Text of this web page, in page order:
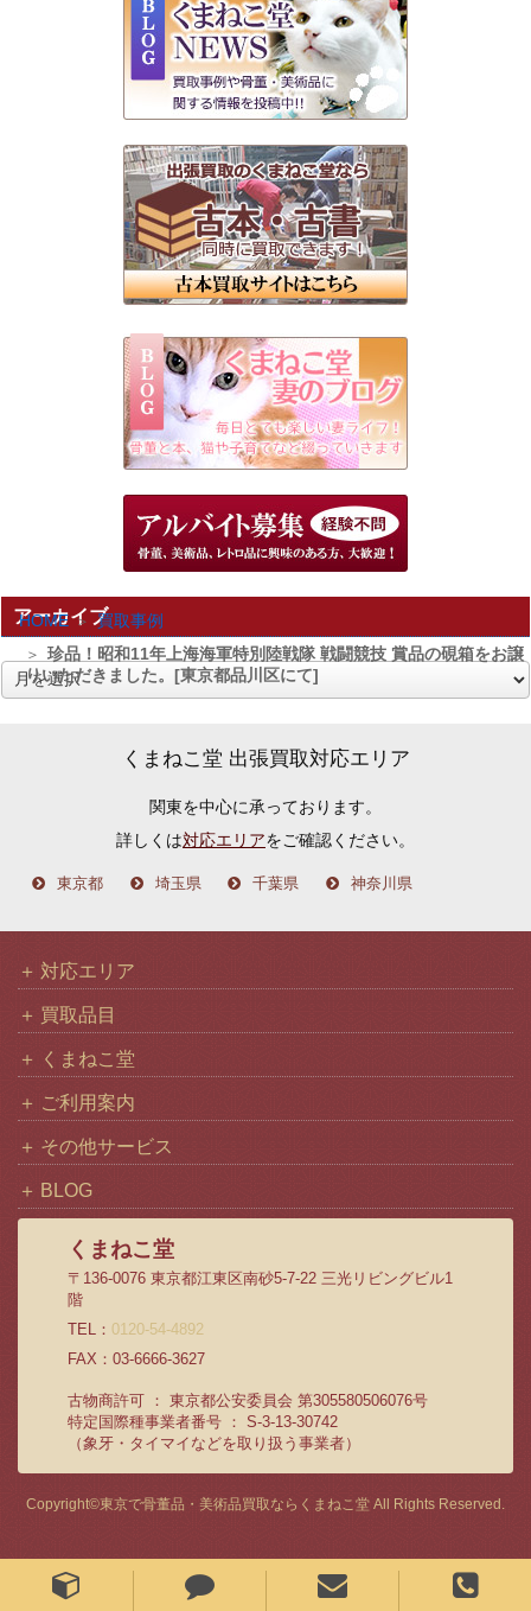
HOME
買取事例
珍品！昭和11年上海海軍特別陸戦隊 戦闘競技 賞品の硯箱をお譲
りいただきました。[東京都品川区にて]
アーカイブ
くまねこ堂 出張買取対応エリア
関東を中心に承っております。
詳しくは対応エリアをご確認ください。
東京都 埼玉県 千葉県 神奈川県
対応エリア
買取品目
くまねこ堂
ご利用案内
その他サービス
BLOG
くまねこ堂
〒136-0076 東京都江東区南砂5-7-22 三光リビングビル1
階
TEL： 0120-54-4892
FAX：03-6666-3627
古物商許可 ： 東京都公安委員会 第305580506076号
特定国際種事業者番号 ： S-3-13-30742
（象牙・タイマイなどを取り扱う事業者）
Copyright©東京で骨董品・美術品買取ならくまねこ堂 All Rights Reserved.